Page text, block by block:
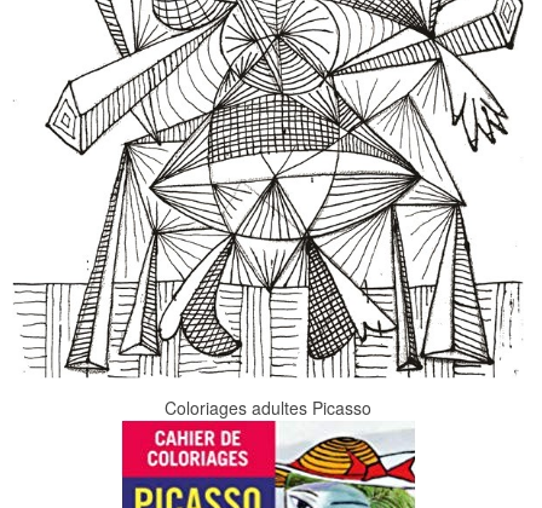
Coloriages adultes Picasso